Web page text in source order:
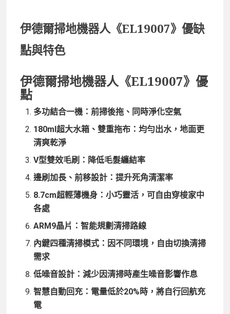
伊德爾掃地機器人《EL19007》 優缺
點與特色
伊德爾掃地機器人《EL19007》 優
點
多功結合一機： 前掃後拖、同時淨化空氣
180ml超大水箱、雙重拖布： 均勻出水，地面更
清爽乾淨
V型雙效毛刷： 降低毛髮纏結率
邊刷加長、前移設計： 提升死角清潔率
8.7cm超輕薄機身： 小巧靈活，可自由穿梭家中
各處
ARM9晶片： 智能規劃清掃路線
內鍵四種清掃模式： 因不同環境，自由切換清掃
需求
低噪音設計： 減少因清掃時產生噪音影響作息
智慧自動回充： 電量低於20%時，將自行回航充
電